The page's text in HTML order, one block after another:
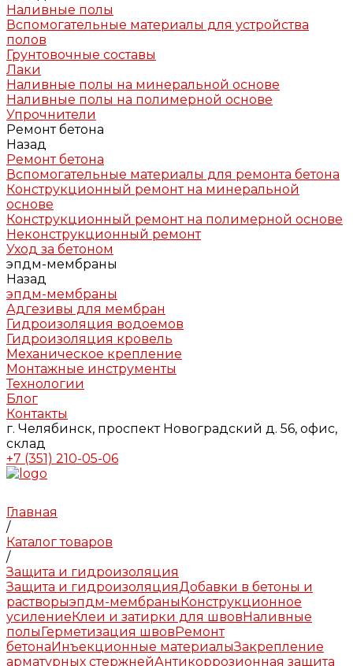
Наливные полы
Вспомогательные материалы для устройства
полов
Грунтовочные составы
Лаки
Наливные полы на минеральной основе
Наливные полы на полимерной основе
Упрочнители
Ремонт бетона
Назад
Ремонт бетона
Вспомогательные материалы для ремонта бетона
Конструкционный ремонт на минеральной
основе
Конструкционный ремонт на полимерной основе
Неконструкционный ремонт
Уход за бетоном
эпдм-мембраны
Назад
эпдм-мембраны
Адгезивы для мембран
Гидроизоляция водоемов
Гидроизоляция кровель
Механическое крепление
Монтажные инструменты
Технологии
Блог
Контакты
г. Челябинск, проспект Новоградский д. 56, офис,
склад
+7 (351) 210-05-06
Главная
/
Каталог товаров
/
Защита и гидроизоляция
Защита и гидроизоляцияДобавки в бетоны и
растворыэпдм-мембраны Конструкционное
усиление Клеи и затирки для швов Наливные
полы Герметизация швов Ремонт
бетона Инъекционные материалыЗакрепление
арматурных стержнейАнтикоррозионная защита